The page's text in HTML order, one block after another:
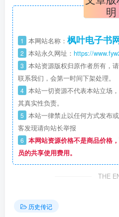
明
1 本网站名称： 枫叶电子书
2 本站永久网址： https://
3 本站资源版权归原作者所有，
联系我们，会第一时间下架处理。
4 本站一切资源不代表本站立场
其真实性负责。
5 本站一律禁止以任何方式发布
客发现请向站长举报
6 本网站资源价格不是商品价格
员的共享使用费用。
THE
历史传记